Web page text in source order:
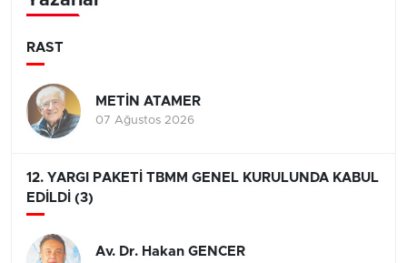
RAST
METİN ATAMER
07 Ağustos 2026
12. YARGI PAKETİ TBMM GENEL KURULUNDA KABUL
EDİLDİ (3)
Av. Dr. Hakan GENCER